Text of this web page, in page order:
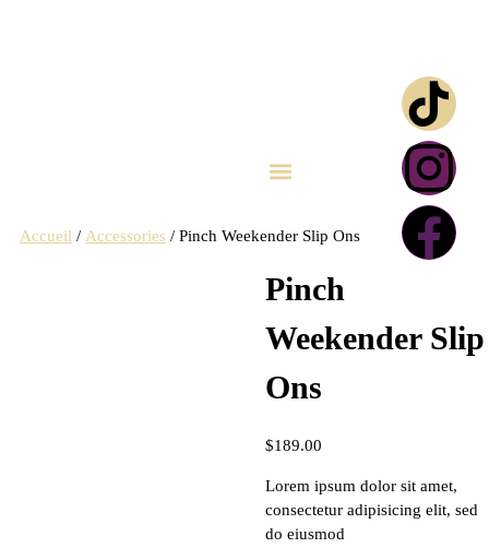
Accueil / Accessories / Pinch Weekender Slip Ons
Pinch
Weekender Slip
Ons
$189.00
Lorem ipsum dolor sit amet,
consectetur adipisicing elit, sed
do eiusmod